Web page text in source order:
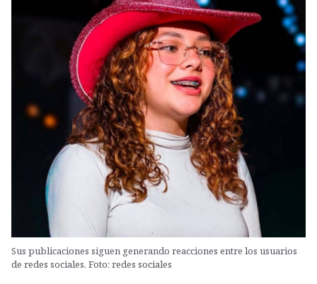
Sus publicaciones siguen generando reacciones entre los usuarios
de redes sociales. Foto: redes sociales